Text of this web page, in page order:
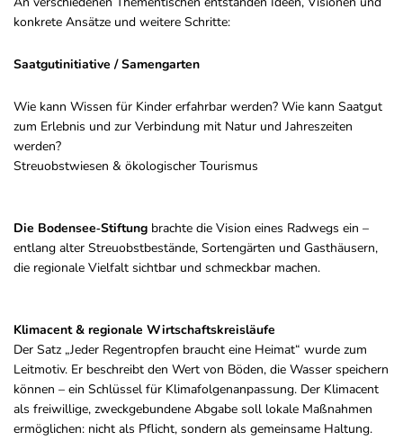
konkrete Ansätze und weitere Schritte:
Saatgutinitiative / Samengarten
Wie kann Wissen für Kinder erfahrbar werden? Wie kann Saatgut
zum Erlebnis und zur Verbindung mit Natur und Jahreszeiten
werden?
Streuobstwiesen & ökologischer Tourismus
Die Bodensee‑Stiftung brachte die Vision eines Radwegs ein –
entlang alter Streuobstbestände, Sortengärten und Gasthäusern,
die regionale Vielfalt sichtbar und schmeckbar machen.
Klimacent & regionale Wirtschaftskreisläufe
Der Satz „Jeder Regentropfen braucht eine Heimat“ wurde zum
Leitmotiv. Er beschreibt den Wert von Böden, die Wasser speichern
können – ein Schlüssel für Klimafolgenanpassung. Der Klimacent
als freiwillige, zweckgebundene Abgabe soll lokale Maßnahmen
ermöglichen: nicht als Pflicht, sondern als gemeinsame Haltung.